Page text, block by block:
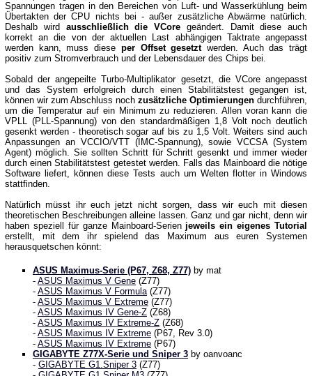
Spannungen tragen in den Bereichen von Luft- und Wasserkühlung beim
Übertakten der CPU nichts bei - außer zusätzliche Abwärme natürlich.
Deshalb wird ausschließlich die VCore geändert. Damit diese auch
korrekt an die von der aktuellen Last abhängigen Taktrate angepasst
werden kann, muss diese per Offset gesetztwerden. Auch das trägt
positiv zum Stromverbrauch und der Lebensdauer des Chips bei.
Sobald der angepeilte Turbo-Multiplikator gesetzt, die VCore angepasst
und das System erfolgreich durch einen Stabilitätstest gegangen ist,
können wir zum Abschluss noch zusätzliche Optimierungen durchführen,
um die Temperatur auf ein Minimum zu reduzieren. Allen voran kann die
VPLL (PLL-Spannung) von den standardmäßigen 1,8 Volt noch deutlich
gesenkt werden - theoretisch sogar auf bis zu 1,5 Volt. Weiters sind auch
Anpassungen an VCCIO/VTT (IMC-Spannung), sowie VCCSA (System
Agent) möglich. Sie sollten Schritt für Schritt gesenkt und immer wieder
durch einen Stabilitätstest getestet werden. Falls das Mainboard die nötige
Software liefert, können diese Tests auch um Welten flotter in Windows
stattfinden.
Natürlich müsst ihr euch jetzt nicht sorgen, dass wir euch mit diesen
theoretischen Beschreibungen alleine lassen. Ganz und gar nicht, denn wir
haben speziell für ganze Mainboard-Serien jeweils ein eigenes Tutorial
erstellt, mit dem ihr spielend das Maximum aus euren Systemen
herausquetschen könnt:
ASUS Maximus-Serie (P67, Z68, Z77) by mat
- ASUS Maximus V Gene (Z77)
- ASUS Maximus V Formula(Z77)
- ASUS Maximus V Extreme (Z77)
- ASUS Maximus IV Gene-Z (Z68)
- ASUS Maximus IV Extreme-Z (Z68)
- ASUS Maximus IV Extreme (P67, Rev 3.0)
- ASUS Maximus IV Extreme (P67)
GIGABYTE Z77X-Serie und Sniper 3 by oanvoanc
- GIGABYTE G1.Sniper 3 (Z77)